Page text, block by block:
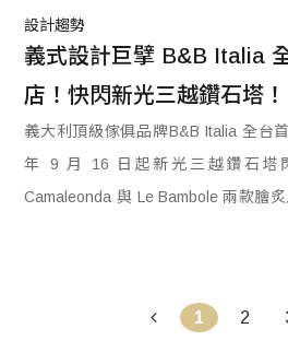
設計趨勢
義式設計巨擘 B&B Italia
店！快閃新光三越鑽石塔！
義大利頂級傢俱品牌B&B Italia 全台
年 9 月 16 日起新光三越鑽石塔
Camaleonda 與 Le Bambole 兩款膾
1 2